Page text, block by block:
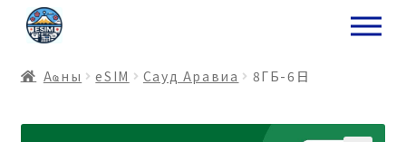
ナ
ビ
ー
ョ
コ
ン
ン
ス
Аҩны еSIM Сауд Аравиа 8ГБ-6日